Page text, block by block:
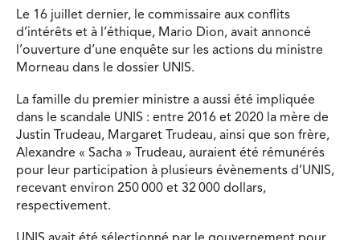
Le 16 juillet dernier, le commissaire aux conflits
d’intérêts et à l’éthique, Mario Dion, avait annoncé
l’ouverture d’une enquête sur les actions du ministre
Morneau dans le dossier UNIS.
La famille du premier ministre a aussi été impliquée
dans le scandale UNIS : entre 2016 et 2020 la mère de
Justin Trudeau, Margaret Trudeau, ainsi que son frère,
Alexandre « Sacha » Trudeau, auraient été rémunérés
pour leur participation à plusieurs évènements d’UNIS,
recevant environ 250 000 et 32 000 dollars,
respectivement.